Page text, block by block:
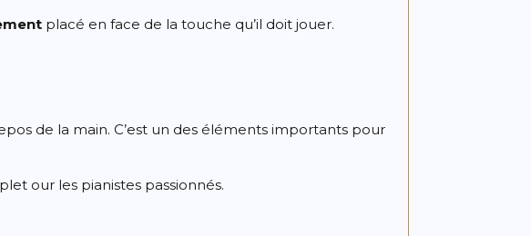
placé en face de la touche qu’il doit jouer.
de la main. C’est un des éléments importants pour
our les pianistes passionnés.